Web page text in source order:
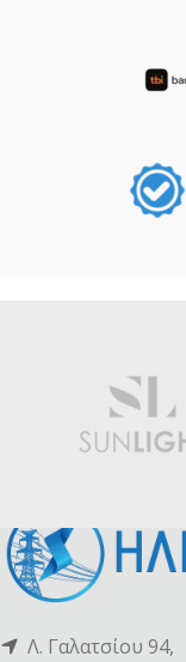
Λ. Γαλατσίου 94,